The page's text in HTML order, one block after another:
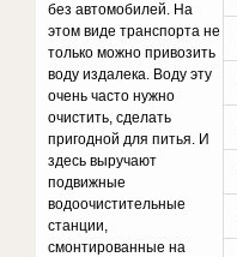
без автомобилей. На
этом виде транспорта не
только можно привозить
воду издалека. Воду эту
очень часто нужно
очистить, сделать
пригодной для питья. И
здесь выручают
подвижные
водоочистительные
станции,
смонтированные на